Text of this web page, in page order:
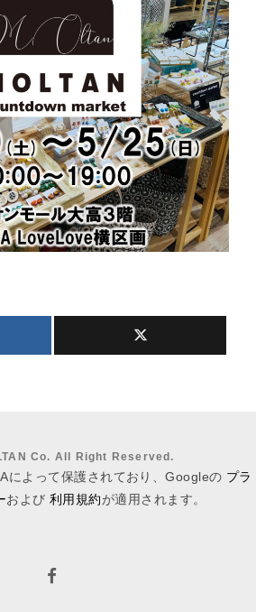
Co. All Right Reserved.
によって保護されており、Googleの プラ
および 利用規約が適用されます。